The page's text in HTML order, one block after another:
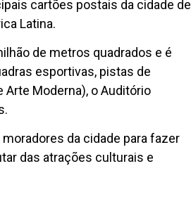
cartões postais da cidade de
Latina.
de metros quadrados e é
esportivas, pistas de
Moderna), o Auditório
da cidade para fazer
das atrações culturais e